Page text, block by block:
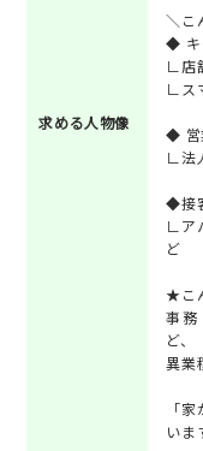
求める人物像
＼こ
◆ キ
∟店
∟ス
◆ 営
∟法
◆接
∟ア
ど
★こ
事務
ど、
異業
「
いま